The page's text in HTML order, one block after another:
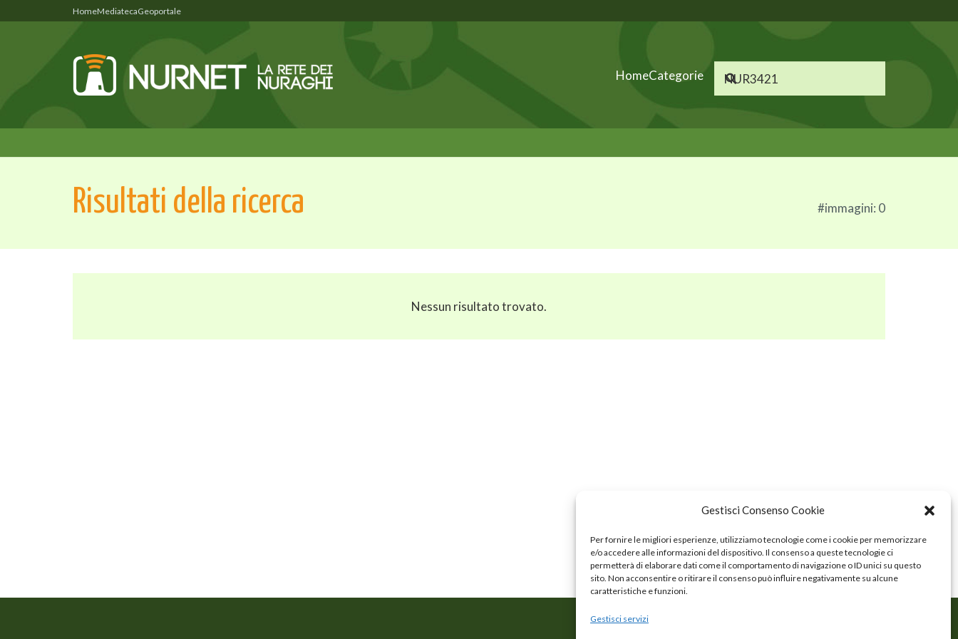
Gestisci Consenso Cookie
Per fornire le migliori esperienze, utilizziamo tecnologie come i cookie per memorizzare
e/o accedere alle informazioni del dispositivo. Il consenso a queste tecnologie ci
permetterà di elaborare dati come il comportamento di navigazione o ID unici su questo
sito. Non acconsentire o ritirare il consenso può influire negativamente su alcune
caratteristiche e funzioni.
Gestisci servizi
HomeMediatecaGeoportale
HomeCategorie
Risultati della ricerca #immagini: 0
Nessun risultato trovato.